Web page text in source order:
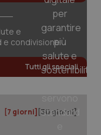
e
e condivisione
Tutti gli speciali
[7 giorni] [30 giorni]